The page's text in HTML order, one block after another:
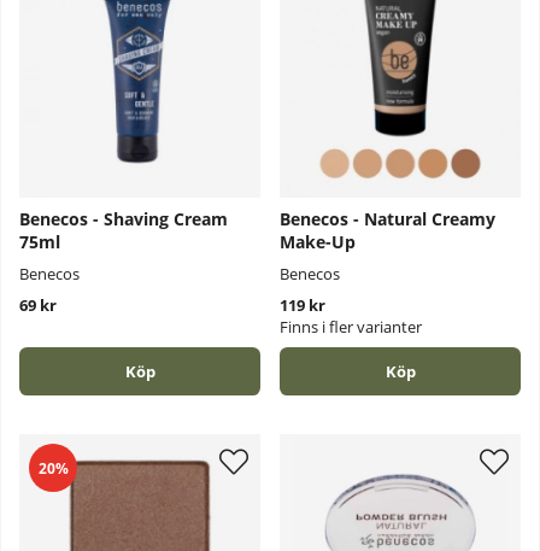
Benecos - Shaving Cream
75ml
Benecos
69 kr
Köp
Benecos - Natural Creamy
Make-Up
Benecos
119 kr
Finns i fler varianter
Köp
20%